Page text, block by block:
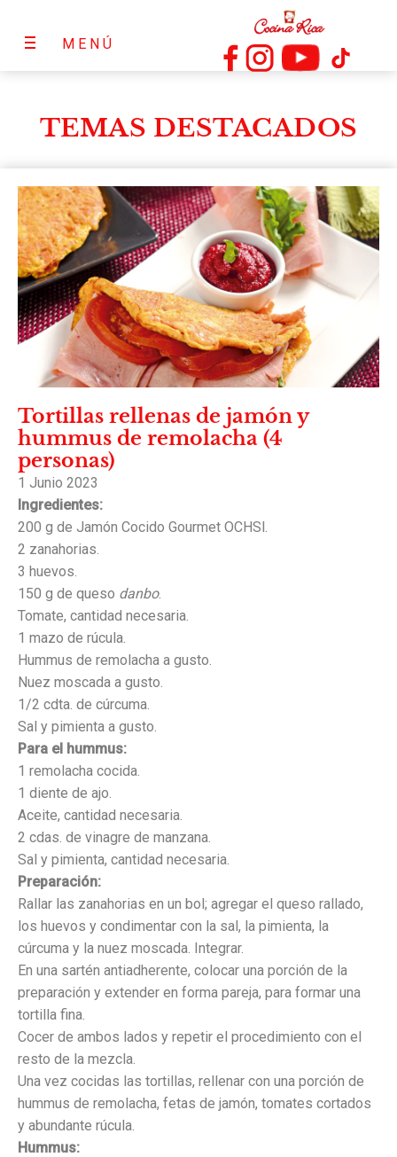
MENÚ
TEMAS DESTACADOS
Tortillas rellenas de jamón y
hummus de remolacha (4
personas)
1 Junio 2023
Ingredientes:
200 g de Jamón Cocido Gourmet OCHSl.
2 zanahorias.
3 huevos.
150 g de queso danbo.
Tomate, cantidad necesaria.
1 mazo de rúcula.
Hummus de remolacha a gusto.
Nuez moscada a gusto.
1/2 cdta. de cúrcuma.
Sal y pimienta a gusto.
Para el hummus:
1 remolacha cocida.
1 diente de ajo.
Aceite, cantidad necesaria.
2 cdas. de vinagre de manzana.
Sal y pimienta, cantidad necesaria.
Preparación:
Rallar las zanahorias en un bol; agregar el queso rallado,
los huevos y condimentar con la sal, la pimienta, la
cúrcuma y la nuez moscada. Integrar.
En una sartén antiadherente, colocar una porción de la
preparación y extender en forma pareja, para formar una
tortilla fina.
Cocer de ambos lados y repetir el procedimiento con el
resto de la mezcla.
Una vez cocidas las tortillas, rellenar con una porción de
hummus de remolacha, fetas de jamón, tomates cortados
y abundante rúcula.
Hummus: